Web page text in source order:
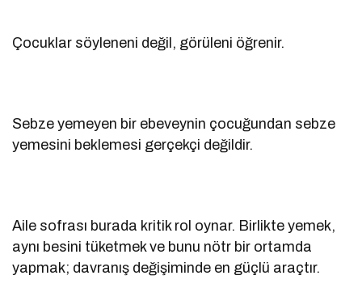
Çocuklar söyleneni değil, görüleni öğrenir.
Sebze yemeyen bir ebeveynin çocuğundan sebze
yemesini beklemesi gerçekçi değildir.
Aile sofrası burada kritik rol oynar. Birlikte yemek,
aynı besini tüketmek ve bunu nötr bir ortamda
yapmak; davranış değişiminde en güçlü araçtır.